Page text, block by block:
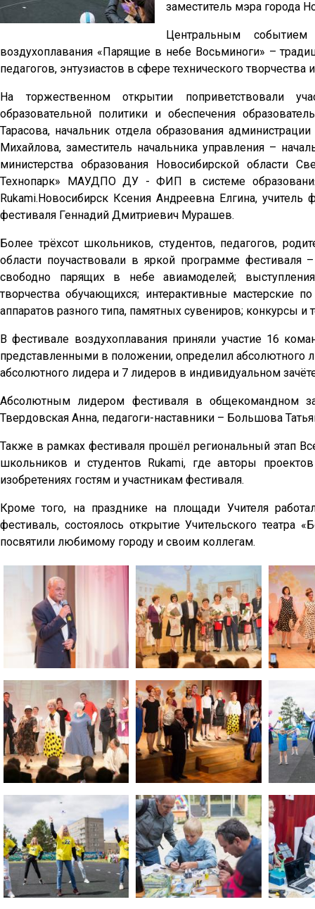
заместитель мэра города
Центральным
воздухоплавания «Парящие в небе Восьминоги» –
педагогов, энтузиастов в сфере технического
На торжественном открытии поприветствовали
образовательной политики и обеспечения
Тарасова, начальник отдела образования
Михайлова, заместитель начальника управления –
министерства образования Новосибирской области
Технопарк» МАУДПО ДУ - ФИП в системе
Rukami.Новосибирск Ксения Андреевна Елгина,
фестиваля Геннадий Дмитриевич Мурашев.
Более трёхсот школьников, студентов, педагогов,
области поучаствовали в яркой программе фестиваля
свободно парящих в небе авиамоделей;
творчества обучающихся; интерактивные мастерские
аппаратов разного типа, памятных сувениров; конкурсы и
В фестивале воздухоплавания приняли участие 16
представленными в положении, определил абсолютного
абсолютного лидера и 7 лидеров в индивидуальном
Абсолютным лидером фестиваля в
Твердовская Анна, педагоги-наставники – Большова
Также в рамках фестиваля прошёл региональный этап
школьников и студентов Rukami, где авторы
изобретениях гостям и участникам фестиваля.
Кроме того, на празднике на площади Учителя
фестиваль, состоялось открытие Учительского
посвятили любимому городу и своим коллегам.